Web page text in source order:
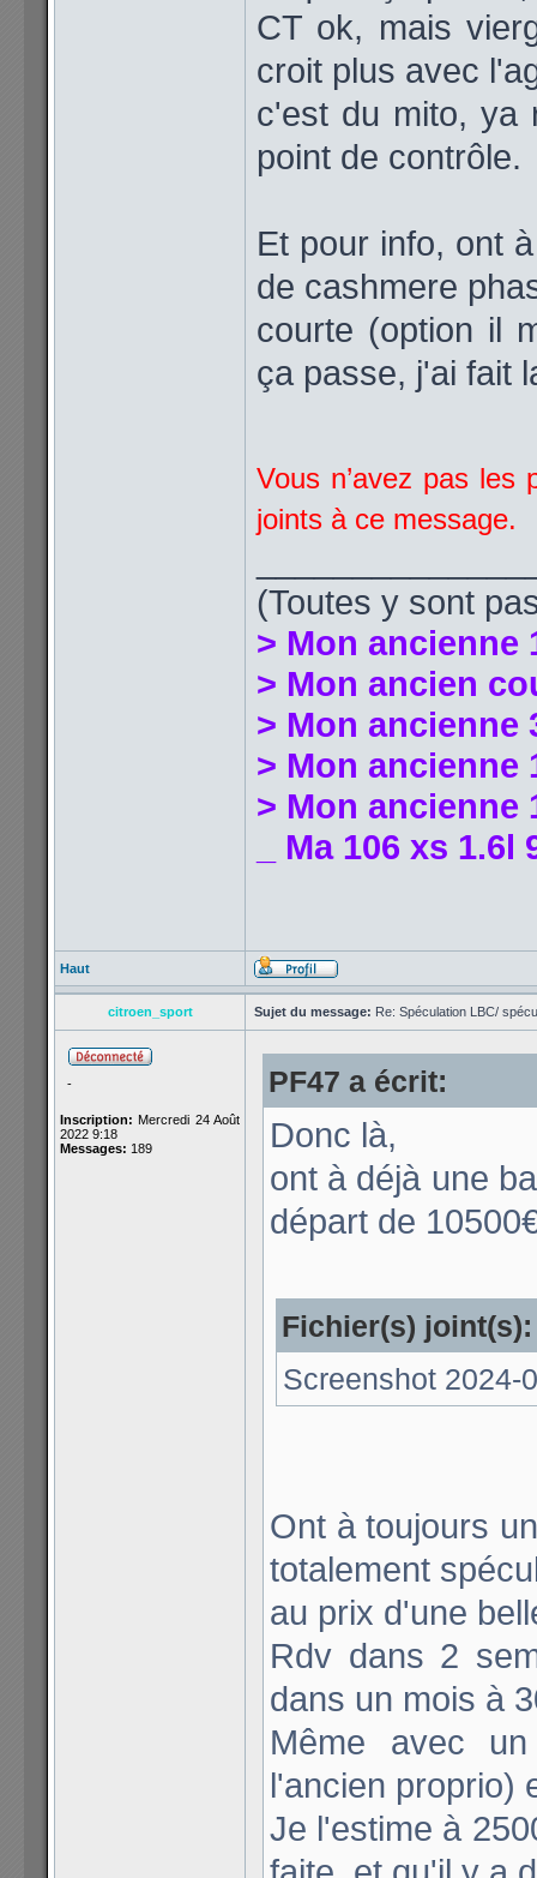
CT ok, mais
croit plus avec
c'est du mito, ya
point de contrôle.
Et pour info, ont
de cashmere
courte (option il
ça passe, j'ai fait
Vous n’avez pas les
joints à ce message.
(Toutes y sont
> Mon ancienne
> Mon ancien
> Mon ancienne
> Mon ancienne
> Mon ancienne
_ Ma 106 xs 1.6l
Haut
citroen_sport Sujet du message: Re: Spéculation LBC/
-
Inscription: Mercredi 24 Août
2022 9:18
Messages: 189
PF47 a écrit:
Donc là,
ont à déjà une
départ de
Fichier(s) joint(s):
Screenshot 2024-
Ont à toujours
totalement
au prix d'une
Rdv dans 2
dans un mois à
Même avec
l'ancien proprio)
Je l'estime à